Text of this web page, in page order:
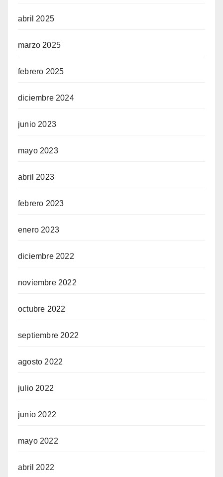
abril 2025
marzo 2025
febrero 2025
diciembre 2024
junio 2023
mayo 2023
abril 2023
febrero 2023
enero 2023
diciembre 2022
noviembre 2022
octubre 2022
septiembre 2022
agosto 2022
julio 2022
junio 2022
mayo 2022
abril 2022